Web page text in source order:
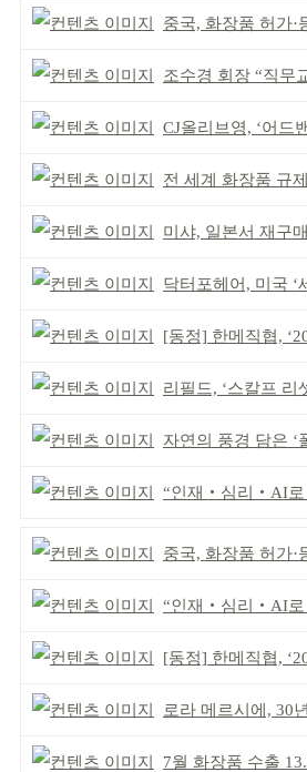
중국, 화장품 허가·등록
조수경 회장 “직무교
CJ올리브영, ‘어드밴스드
전 세계 화장품 규제
미샤, 일본서 재구매·맞
닥터포헤어, 미국 ‘
[동정] 한메직협, ‘2026
리필드, ‘스칼프 리
자연의 풍경 담은 ‘폴로
“인재‧심리‧AI로
중국, 화장품 허가·등록
“인재‧심리‧AI로
[동정] 한메직협, ‘2026
로라 메르시에, 30년 카
7월 화장품 수출